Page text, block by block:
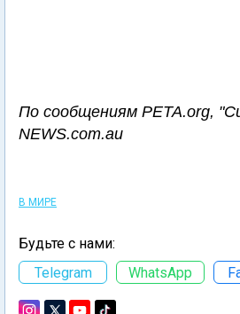
По сообщениям PETA.org,
NEWS.com.au
В МИРЕ
Будьте с нами:
Telegram
WhatsApp